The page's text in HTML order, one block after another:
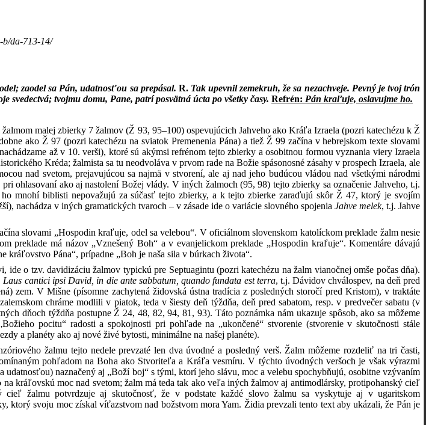
da-713-14/
zaodel sa Pán, udatnosťou sa prepásal. R. Tak upevnil zemekruh, že sa nezachveje. Pevný je tvoj trón
svedectvá; tvojmu domu, Pane, patrí posvätná úcta po všetky časy. Refrén: Pán kraľuje, oslavujme ho.
malej zbierky 7 žalmov (Ž 93, 95–100) ospevujúcich Jahveho ako Kráľa Izraela (pozri katechézu k Ž
ako Ž 97 (pozri katechézu na sviatok Premenenia Pána) a tiež Ž 99 začína v hebrejskom texte slovami
až v 10. verši), ktoré sú akýmsi refrénom tejto zbierky a osobitnou formou vyznania viery Izraela
Kréda; žalmista sa tu neodvoláva v prvom rade na Božie spásonosné zásahy v prospech Izraela, ale
nad svetom, prejavujúcou sa najmä v stvorení, ale aj nad jeho budúcou vládou nad všetkými národmi
ohlasovaní ako aj nastolení Božej vlády. V iných žalmoch (95, 98) tejto zbierky sa označenie Jahveho, t.j.
mnohí biblisti nepovažujú za súčasť tejto zbierky, a k tejto zbierke zaraďujú skôr Ž 47, ktorý je svojím
nachádza v iných gramatických tvaroch – v zásade ide o variácie slovného spojenia Jahve melek, t.j. Jahve
slovami „Hospodin kraľuje, odel sa velebou“. V oficiálnom slovenskom katolíckom preklade žalm nesie
preklade má názov „Vznešený Boh“ a v evanjelickom preklade „Hospodin kraľuje“. Komentáre dávajú
kráľovstvo Pána“, prípadne „Boh je naša sila v búrkach života“.
ide o tzv. davidizáciu žalmov typickú pre Septuagintu (pozri katechézu na žalm vianočnej omše počas dňa).
Laus cantici ipsi David, in die ante sabbatum, quando fundata est terra, t.j. Dávidov chválospev, na deň pred
zem. V Mišne (písomne zachytená židovská ústna tradícia z posledných storočí pred Kristom), v traktáte
chráme modlili v piatok, teda v šiesty deň týždňa, deň pred sabatom, resp. v predvečer sabatu (v
dňoch týždňa postupne Ž 24, 48, 82, 94, 81, 93). Táto poznámka nám ukazuje spôsob, ako sa môžeme
pocitu“ radosti a spokojnosti pri pohľade na „ukončené“ stvorenie (stvorenie v skutočnosti stále
a planéty ako aj nové živé bytosti, minimálne na našej planéte).
žalmu tejto nedele prevzaté len dva úvodné a posledný verš. Žalm môžeme rozdeliť na tri časti,
pohľadom na Boha ako Stvoriteľa a Kráľa vesmíru. V týchto úvodných veršoch je však výrazmi
udatnosťou) naznačený aj „Boží boj“ s tými, ktorí jeho slávu, moc a velebu spochybňujú, osobitne vzývaním
na kráľovskú moc nad svetom; žalm má teda tak ako veľa iných žalmov aj antimodlársky, protipohanský cieľ
cieľ žalmu potvrdzuje aj skutočnosť, že v podstate každé slovo žalmu sa vyskytuje aj v ugaritskom
ktorý svoju moc získal víťazstvom nad božstvom mora Yam. Židia prevzali tento text aby ukázali, že Pán je